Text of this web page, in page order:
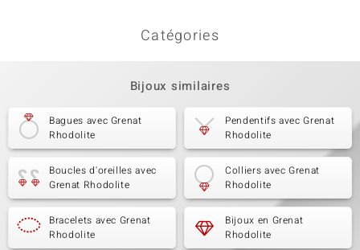
Catégories
Bijoux similaires
Bagues avec Grenat
Rhodolite
Pendentifs avec Grenat
Rhodolite
Boucles d'oreilles avec
Grenat Rhodolite
Colliers avec Grenat
Rhodolite
Bracelets avec Grenat
Rhodolite
Bijoux en Grenat
Rhodolite